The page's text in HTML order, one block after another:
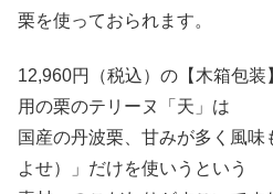
栗を使っておられます。
12,960円（税込）の【木箱包
用の栗のテリーヌ「天」は
国産の丹波栗、甘みが多く風
よせ）」だけを使いうという